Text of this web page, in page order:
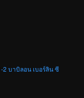
2 บาบิลอน เบอร์ลิน ซี